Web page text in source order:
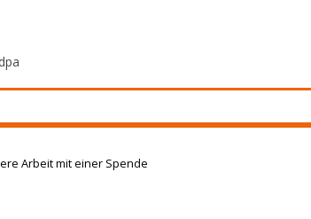
Arbeit mit einer Spende